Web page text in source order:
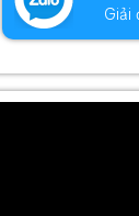
Giải